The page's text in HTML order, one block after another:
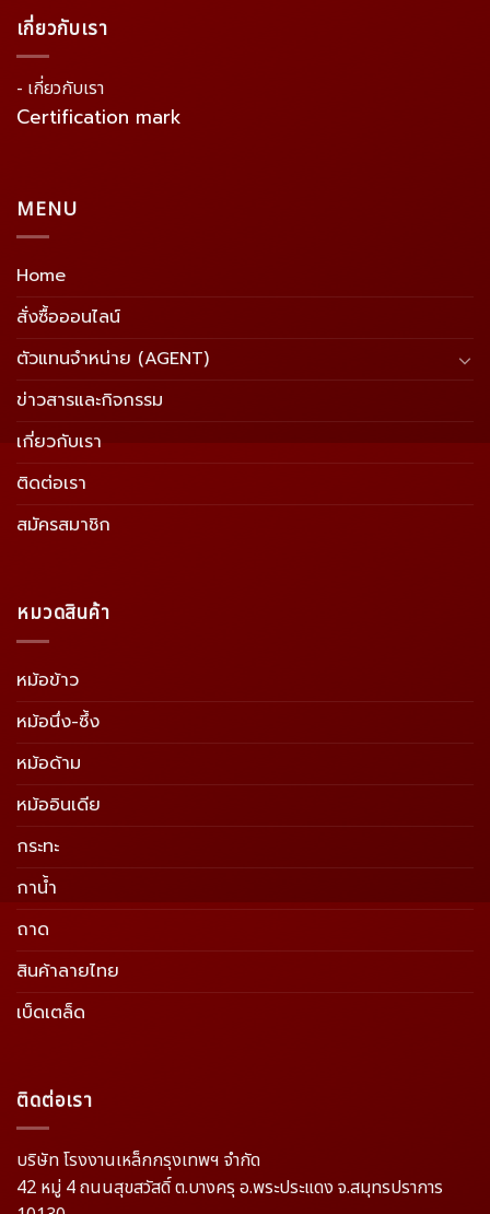
เกี่ยวกับเรา
- เกี่ยวกับเรา
Certification mark
MENU
Home
สั่งซื้อออนไลน์
ตัวแทนจำหน่าย (AGENT)
ข่าวสารและกิจกรรม
เกี่ยวกับเรา
ติดต่อเรา
สมัครสมาชิก
หมวดสินค้า
หม้อข้าว
หม้อนึ่ง-ซึ้ง
หม้อด้าม
หม้ออินเดีย
กระทะ
กาน้ำ
ถาด
สินค้าลายไทย
เบ็ดเตล็ด
ติดต่อเรา
บริษัท โรงงานเหล็กกรุงเทพฯ จำกัด
42 หมู่ 4 ถนนสุขสวัสดิ์ ต.บางครุ อ.พระประแดง จ.สมุทรปราการ